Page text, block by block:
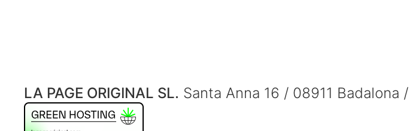
LA PAGE ORIGINAL SL. Santa Anna 16 / 08911 Badalona /